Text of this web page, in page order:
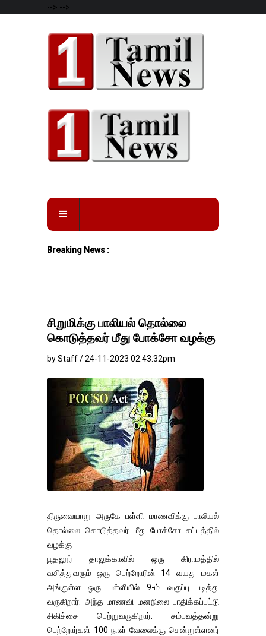
--> -->
Breaking News :
சிறுமிக்கு பாலியல் தொல்லை
கொடுத்தவர் மீது போக்சோ வழக்கு
by Staff / 24-11-2023 02:43:32pm
திருவையாறு அருகே பள்ளி மாணவிக்கு பாலியல்
தொல்லை கொடுத்தவர் மீது போக்சோ சட்டத்தில்
வழக்கு
பூதலூர் தாலுக்காவில் ஒரு கிராமத்தில்
வசித்துவரும் ஒரு பெற்றோரின் 14 வயது மகள்
அங்குள்ள ஒரு பள்ளியில் 9-ம் வகுப்பு படித்து
வருகிறார். அந்த மாணவி மனநிலை பாதிக்கப்பட்டு
சிகிச்சை பெற்றுவருகிறார். சம்பவத்தன்று
பெற்றோர்கள் 100 நாள் வேலைக்கு சென்றுள்ளனர்